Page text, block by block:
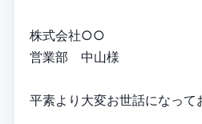
株式会社○○
営業部 中山様
平素より大変お世話になって